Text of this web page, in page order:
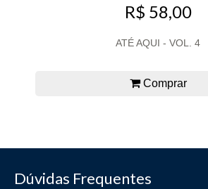
R$ 58,00
ATÉ AQUI - VOL. 4
Comprar
Dúvidas Frequentes